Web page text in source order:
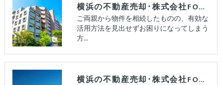
横浜の不動産売却･株式会社FORCUSの口コミ情報
ご両親から物件を相続したものの、有効な
活用方法を見出せずお困りになってしまう
方…
横浜の不動産売却･株式会社FORCUSのお客様の声